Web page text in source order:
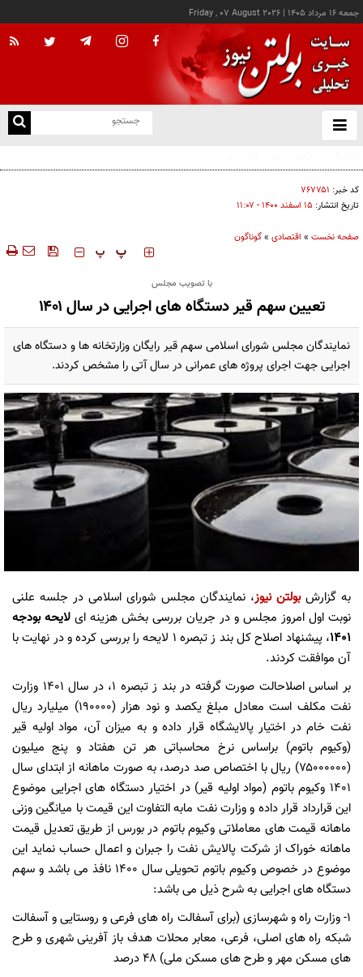
جمعه ۱۶ مرداد ۱۴۰۵ |
Friday , 07 August 2026
باز
و
کد خبر: ۷۶۷۷۵۱
تاریخ انتشار: ۱۵ اسفند ۱۴۰۰ - ۱۱:۰۷
صفحه نخست » اقتصادی »گوناگون
‍‍‍ پ پ
با تصویب مجلس
تعیین سهم قیر دستگاه های اجرایی در سال ۱۴۰۱
نمایندگان مجلس شورای اسلامی سهم قیر رایگان وزارتخانه ها و دستگاه های
اجرایی جهت اجرای پروژه های عمرانی در سال آتی را مشخص کردند.
به گزارشبولتن نیوز، نمایندگان مجلس شورای اسلامی در جلسه علنی
نوبت اول امروز مجلس و در جریان بررسی بخش هزینه ای لایحه بودجه
۱۴۰۱
، پیشنهاد اصلاح کل بند ز تبصره ۱ لایحه را بررسی کرده و در نهایت با
آن موافقت کردند.
بر اساس اصلاحالت صورت گرفته در بند ز تبصره ۱، در سال ۱۴۰۱ وزارت
نفت مکلف است معادل مبلغ یکصد و نود هزار (۱۹۰۰۰۰) میلیارد ریال
نفت خام در اختیار پالایشگاه قرار داده و به میزان آن، مواد اولیه قیر
(وکیوم باتوم) براساس نرخ محاسباتی هر تن هفتاد و پنج میلیون
(۷۵۰۰۰۰۰۰) ریال با اختصاص صد درصد، به صورت ماهانه از ابتدای سال
۱۴۰۱ وکیوم باتوم (مواد اولیه قیر) در اختیار دستگاه های اجرایی موضوع
این قرارداد قرار داده و وزارت نفت مابه التفاوت این قیمت با میانگین وزنی
ماهانه قیمت های معاملاتی وکیوم باتوم در بورس از طریق تعدیل قیمت
ماهانه خوراک از شرکت پالایش نفت را جبران و اعمال حساب نماید این
موضوع در خصوص وکیوم باتوم تحویلی سال ۱۴۰۰ نافذ می باشد و سهم
دستگاه های اجرایی به شرح ذیل می باشد:
۱- وزارت راه و شهرسازی (برای آسفالت راه های فرعی و روستایی و آسفالت
شبکه راه های اصلی، فرعی، معابر محلات هدف باز آفرینی شهری و طرح
های مسکن مهر و طرح های مسکن ملی) ۴۸ درصد